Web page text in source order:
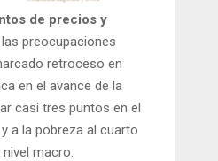
de precios y
preocupaciones
retroceso en
en el avance de la
casi tres puntos en el
a la pobreza al cuarto
macro.